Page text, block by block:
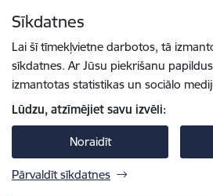
Sīkdatnes
Lai šī tīmekļvietne darbotos, tā
sīkdatnes. Ar Jūsu piekrišanu
izmantotas statistikas un sociālo
Lūdzu, atzīmējiet savu izvēli:
Noraidīt
Pārvaldīt sīkdatnes